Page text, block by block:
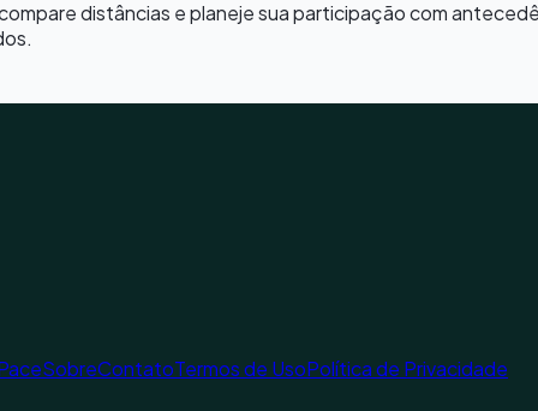
distâncias e planeje sua participação com
SobreContatoTermos de UsoPolítica de Privacidade